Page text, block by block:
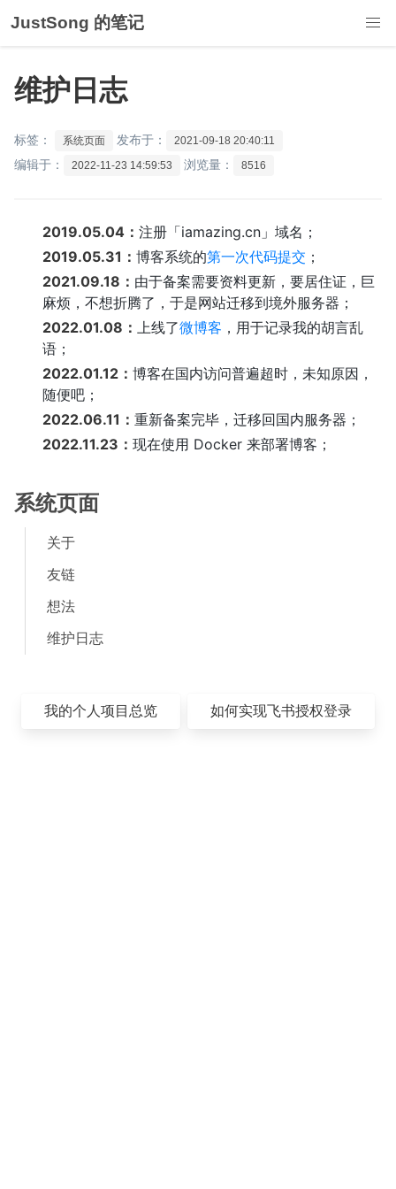
JustSong 的笔记
维护日志
标签： 系统页面 发布于： 2021-09-18 20:40:11
编辑于： 2022-11-23 14:59:53 浏览量： 8516
2019.05.04： 注册「iamazing.cn」域名；
2019.05.31： 博客系统的第一次代码提交 ；
2021.09.18： 由于备案需要资料更新，要居住证，巨
麻烦，不想折腾了，于是网站迁移到境外服务器；
2022.01.08： 上线了微博客 ，用于记录我的胡言乱
语；
2022.01.12： 博客在国内访问普遍超时，未知原因，
随便吧；
2022.06.11： 重新备案完毕，迁移回国内服务器；
2022.11.23： 现在使用 Docker 来部署博客；
系统页面
关于
友链
想法
维护日志
我的个人项目总览 如何实现飞书授权登录